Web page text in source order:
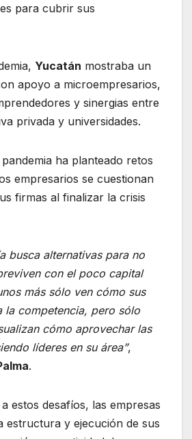
para cubrir sus
Yucatán mostraba un
apoyo a microempresarios,
y sinergias entre
privada y universidades.
ha planteado retos
empresarios se cuestionan
firmas al finalizar la crisis
busca alternativas para no
con el poco capital
más sólo ven cómo sus
la competencia, pero sólo
cómo aprovechar las
líderes en su área”,
.
estos desafíos, las empresas
estructura y ejecución de sus